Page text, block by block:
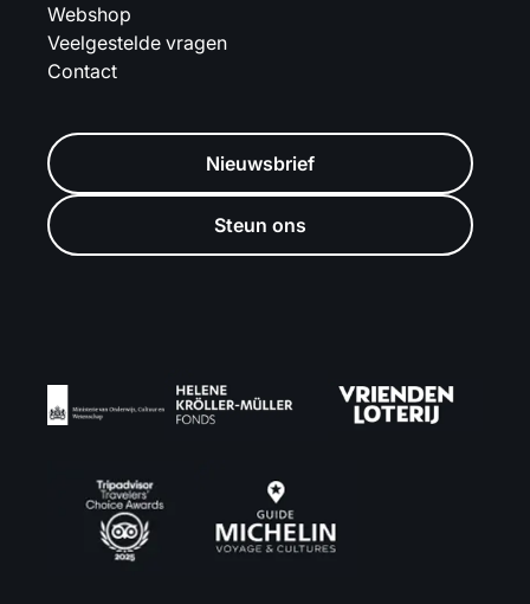
Webshop
Veelgestelde vragen
Contact
Nieuwsbrief
Steun ons